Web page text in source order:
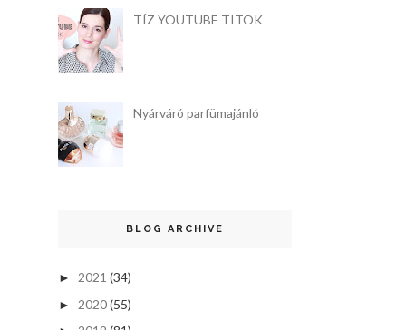
TÍZ YOUTUBE TITOK
Nyárváró parfümajánló
BLOG ARCHIVE
► 2021 (34)
► 2020(55)